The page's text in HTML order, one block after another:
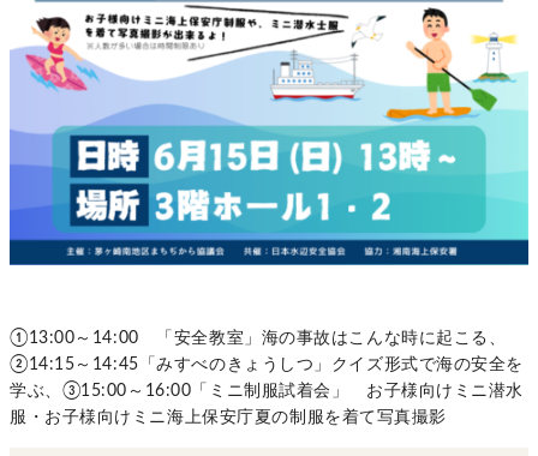
①13:00～14:00 「安全教室」海の事故はこんな時に起こる、
②14:15～14:45「みすべのきょうしつ」クイズ形式で海の安全を
学ぶ、③15:00～16:00「ミニ制服試着会」 お子様向けミニ潜水
服・お子様向けミニ海上保安庁夏の制服を着て写真撮影